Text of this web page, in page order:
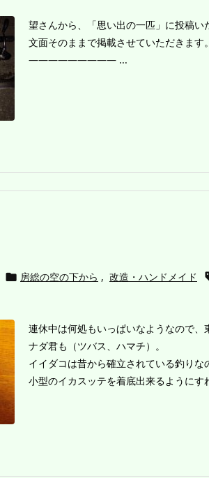
望さんから、「思い出の一匹」に投稿い
文面そのままで掲載させていただきます。
————————— ...
 房総の空の下から , 改造・ハンドメイド
連休中は何処もいっぱいなようなので
ナダ君も（ツバス、ハマチ）。
イイダコは昔から確立されている釣りな
小型のイカスッテを着底出来るようにす